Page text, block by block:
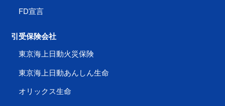
FD宣言
引受保険会社
東京海上日動火災保険
東京海上日動あんしん生命
オリックス生命